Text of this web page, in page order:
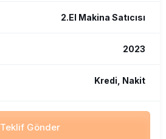
2.El Makina Satıcısı
2023
Kredi, Nakit
Teklif Gönder